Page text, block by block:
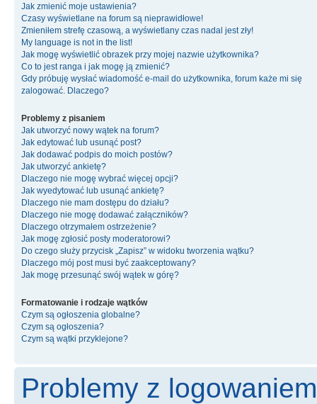
Jak zmienić moje ustawienia?
Czasy wyświetlane na forum są nieprawidłowe!
Zmieniłem strefę czasową, a wyświetlany czas nadal jest zły!
My language is not in the list!
Jak mogę wyświetlić obrazek przy mojej nazwie użytkownika?
Co to jest ranga i jak mogę ją zmienić?
Gdy próbuję wysłać wiadomość e-mail do użytkownika, forum każe mi się
zalogować. Dlaczego?
Problemy z pisaniem
Jak utworzyć nowy wątek na forum?
Jak edytować lub usunąć post?
Jak dodawać podpis do moich postów?
Jak utworzyć ankietę?
Dlaczego nie mogę wybrać więcej opcji?
Jak wyedytować lub usunąć ankietę?
Dlaczego nie mam dostępu do działu?
Dlaczego nie mogę dodawać załączników?
Dlaczego otrzymałem ostrzeżenie?
Jak mogę zgłosić posty moderatorowi?
Do czego służy przycisk „Zapisz” w widoku tworzenia wątku?
Dlaczego mój post musi być zaakceptowany?
Jak mogę przesunąć swój wątek w górę?
Formatowanie i rodzaje wątków
Czym są ogłoszenia globalne?
Czym są ogłoszenia?
Czym są wątki przyklejone?
Problemy z